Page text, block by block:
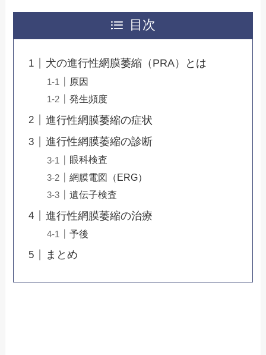
目次
犬の進行性網膜萎縮（PRA）とは
原因
発生頻度
進行性網膜萎縮の症状
進行性網膜萎縮の診断
眼科検査
網膜電図（ERG）
遺伝子検査
進行性網膜萎縮の治療
予後
まとめ